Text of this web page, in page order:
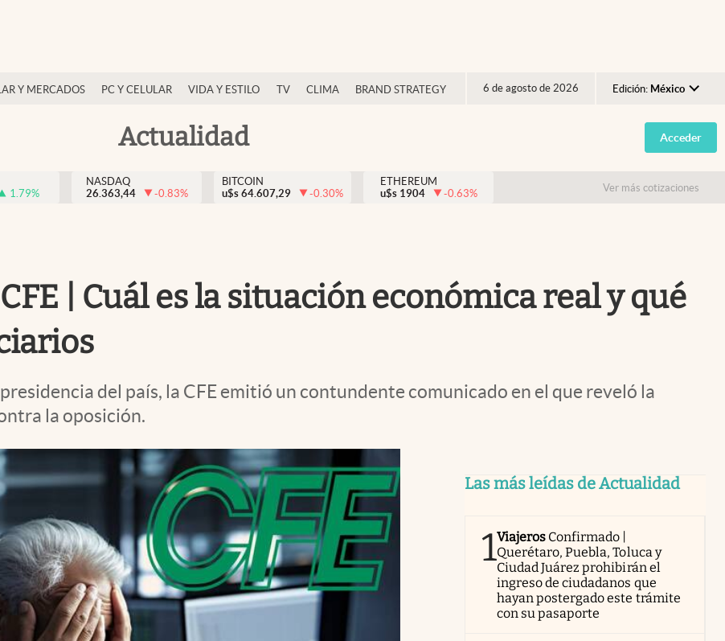
Y MERCADOS PC Y CELULAR VIDA Y ESTILO TV CLIMA BRAND STRATEGY 6 de agosto de 2026 Edición: México
Argentina
España
USA
Actualidad Acceder
1.79%
NASDAQ
26.363,44
-0.83%
BITCOIN
u$s 64.607,29 -0.30%
ETHEREUM
u$s 1904 -0.63% Ver más cotizaciones
| Cuál es la situación económica real y qué
del país, la CFE emitió un contundente comunicado en el que reveló la
la oposición.
Las más leídas de Actualidad
1Viajeros Confirmado |
Querétaro, Puebla, Toluca y
Ciudad Juárez prohibirán el
ingreso de ciudadanos que
hayan postergado este trámite
con su pasaporte